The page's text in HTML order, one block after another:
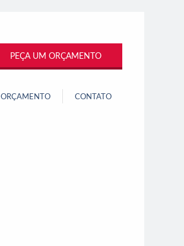
PEÇA UM ORÇAMENTO
ORÇAMENTO CONTATO